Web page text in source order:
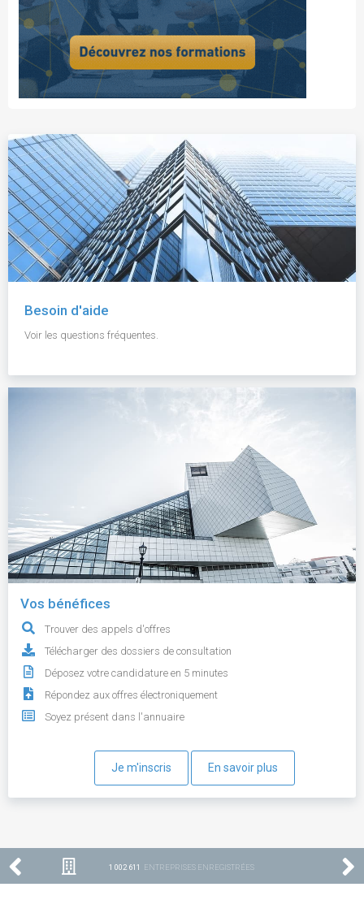
Besoin d'aide
Voir les questions fréquentes.
Vos bénéfices
Trouver des appels d'offres
Télécharger des dossiers de consultation
Déposez votre candidature en 5 minutes
Répondez aux offres électroniquement
Soyez présent dans l'annuaire
Je m'inscris En savoir plus
1 002 611 ENTREPRISES ENREGISTRÉES